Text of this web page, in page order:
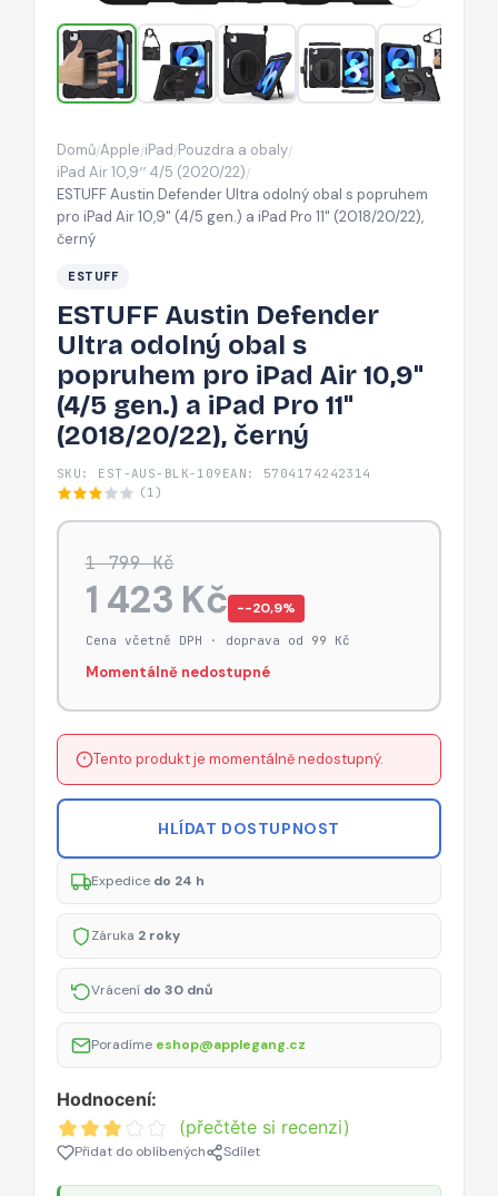
s
popruhem
pro
iPad
10,9"
(4/5
gen.)
Pro
11"
(2018/20/22),
černý
Domů/Apple/iPad/Pouzdra a obaly/
iPad Air 10,9′′ 4/5 (2020/22)/
ESTUFF Austin Defender Ultra odolný obal s popruhem
pro iPad Air 10,9" (4/5 gen.) a iPad Pro 11" (2018/20/22),
černý
ESTUFF
ESTUFF Austin Defender
Ultra odolný obal s
popruhem pro iPad Air 10,9"
(4/5 gen.) a iPad Pro 11"
(2018/20/22), černý
SKU: EST-AUS-BLK-109 EAN: 5704174242314
(1)
1 799 Kč
1 423 Kč −-20,9%
Cena včetně DPH · doprava od 99 Kč
Momentálně nedostupné
Tento produkt je momentálně nedostupný.
HLÍDAT DOSTUPNOST
Expedice do 24 h
Záruka 2 roky
Vrácení do 30 dnů
Poradíme eshop@applegang.cz
Hodnocení:
(přečtěte si recenzi)
Přidat do oblíbených Sdílet